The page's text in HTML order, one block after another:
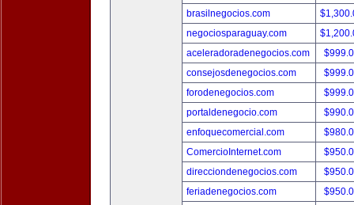
brasilnegocios.com
negociosparaguay.com
aceleradoradenegocios.com
consejosdenegocios.com
forodenegocios.com
portaldenegocio.com
enfoquecomercial.com
ComercioInternet.com
direcciondenegocios.com
feriadenegocios.com